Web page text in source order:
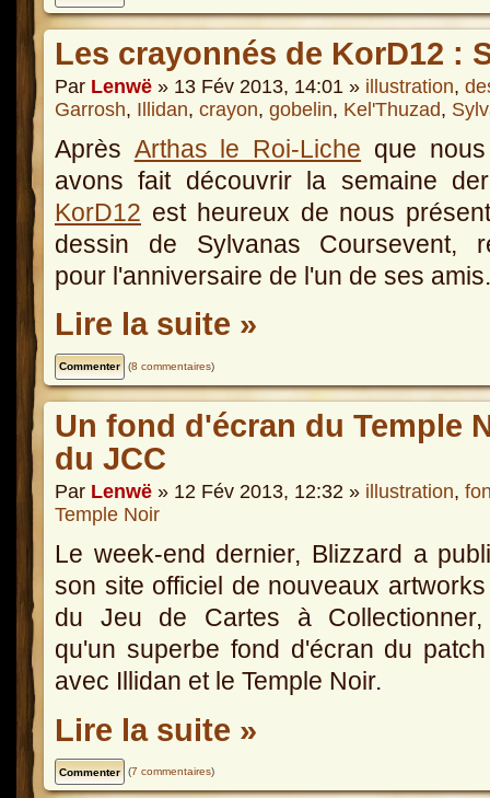
Les crayonnés de KorD12 :
Par Lenwë » 13 Fév 2013, 14:01 » illustration,
Garrosh, Illidan, crayon, gobelin, Kel'Thuzad,
Après Arthas le Roi-Liche que
avons fait découvrir la semaine
KorD12 est heureux de nous
dessin de Sylvanas Coursevent,
pour l'anniversaire de l'un de ses amis.
Lire la suite »
(8 commentaires)
Un fond d'écran du Temple
du JCC
Par Lenwë » 12 Fév 2013, 12:32 » illustration,
Temple Noir
Le week-end dernier, Blizzard a
son site officiel de nouveaux
du Jeu de Cartes à
qu'un superbe fond d'écran du
avec Illidan et le Temple Noir.
Lire la suite »
(7 commentaires)